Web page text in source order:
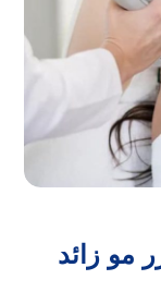
مو زائد